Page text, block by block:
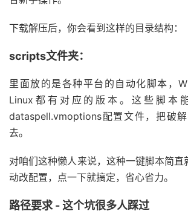
下载解压后，你会看到这样的目录结构：
scripts文件夹：
里面放的是各种平台的自动化脚本，
Linux都有对应的版本。这些脚本
dataspell.vmoptions配置文件，把破
去。
对咱们这种懒人来说，这种一键脚本简直
动改配置，点一下就搞定，省心省力。
路径要求 - 这个坑很多人踩过